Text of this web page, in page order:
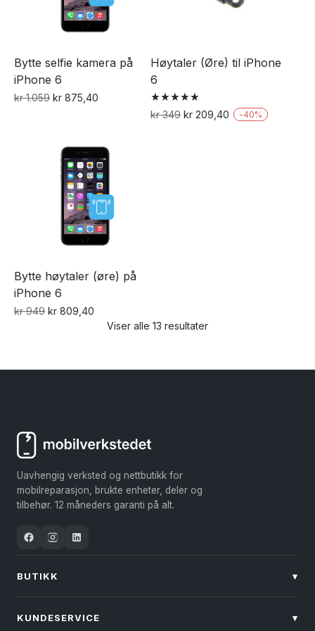
Bytte selfie kamera på
iPhone 6
kr1.059 Opprinnelig
kr 1.059.
kr 875,40 Nåværende
kr 875,40.
Høytaler (Øre) til iPhone
6
Vurdert
5.00
kr349 Opprinnelig
kr 209,40 Nåværende
-40%
Bytte høytaler (øre) på
iPhone 6
kr949 Opprinnelig
kr 809,40
prisViser alle 13 resultater
Uavhengig verksted og nettbutikk for
mobilreparasjon, brukte enheter, deler og
tilbehør. 12 måneders garanti på alt.
BUTIKK ▾
KUNDESERVICE ▾